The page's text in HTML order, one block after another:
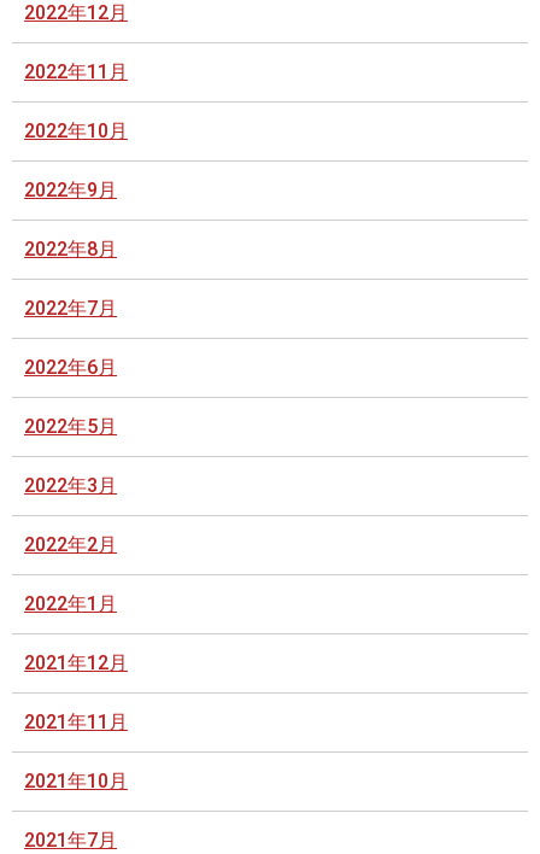
2022年12月
2022年11月
2022年10月
2022年9月
2022年8月
2022年7月
2022年6月
2022年5月
2022年3月
2022年2月
2022年1月
2021年12月
2021年11月
2021年10月
2021年7月